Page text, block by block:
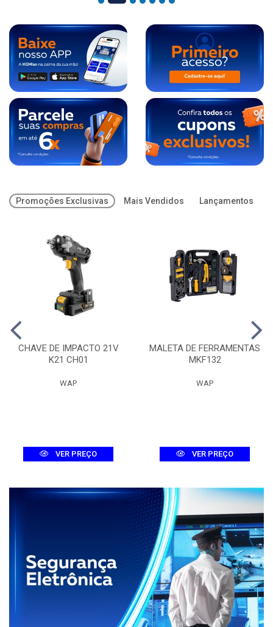
Promoções Exclusivas Mais Vendidos Lançamentos
CHAVE DE IMPACTO 21V
K21 CH01
WAP
VER PREÇO
MALETA DE FERRAMENTAS
MKF132
WAP
VER PREÇO